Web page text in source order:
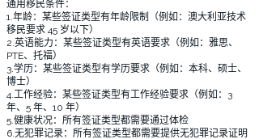
通用移民条件：
1.年龄：某些签证类型有年龄限制（例如：澳大利亚技术
移民要求 45 岁以下）
2.英语能力：某些签证类型有英语要求（例如：雅思、
PTE、托福）
3.学历：某些签证类型有学历要求（例如：本科、硕士、
博士）
4.工作经验：某些签证类型有工作经验要求（例如：3
年、5 年、10 年）
5.健康状况：所有签证类型都需要通过体检
6.无犯罪记录：所有签证类型都需要提供无犯罪记录证明